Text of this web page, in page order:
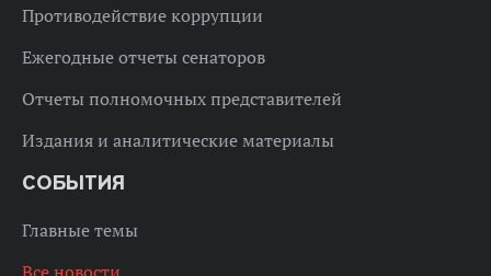
Противодействие коррупции
Ежегодные отчеты сенаторов
Отчеты полномочных представителей
Издания и аналитические материалы
СОБЫТИЯ
Главные темы
Все новости